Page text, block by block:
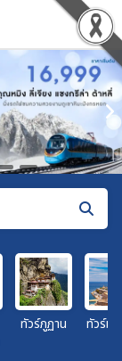
ทัวร์ภูฏาน ทัวร์ม